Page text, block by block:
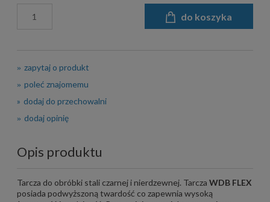
do koszyka
zapytaj o produkt
poleć znajomemu
dodaj do przechowalni
dodaj opinię
Opis produktu
Tarcza do obróbki stali czarnej i nierdzewnej. Tarcza WDB FLEX
posiada podwyższoną twardość co zapewnia wysoką